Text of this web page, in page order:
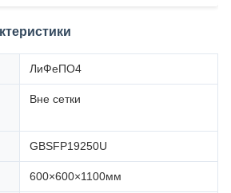
ЛиФеПО4
Вне сетки
GBSFP19250U
600×600×1100мм